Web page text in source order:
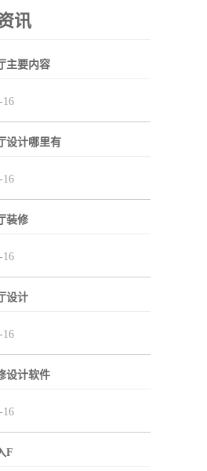
讯
主要内容
16
设计哪里有
16
装修
16
设计
16
设计软件
16
F